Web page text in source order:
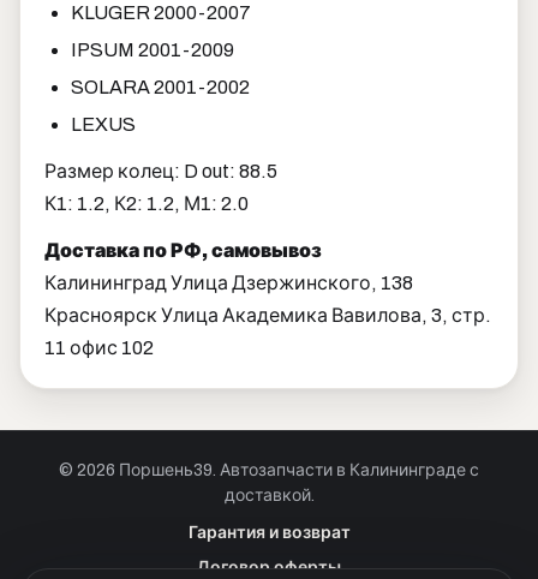
KLUGER 2000-2007
IPSUM 2001-2009
SOLARA 2001-2002
LEXUS
Размер колец: D out: 88.5
К1: 1.2, К2: 1.2, М1: 2.0
Доставка по РФ, самовывоз
Калининград Улица Дзержинского, 138
Красноярск Улица Академика Вавилова, 3, стр.
11 офис 102
© 2026 Поршень39. Автозапчасти в Калининграде с
доставкой.
Гарантия и возврат
Договор оферты
+7 901 390 0 390